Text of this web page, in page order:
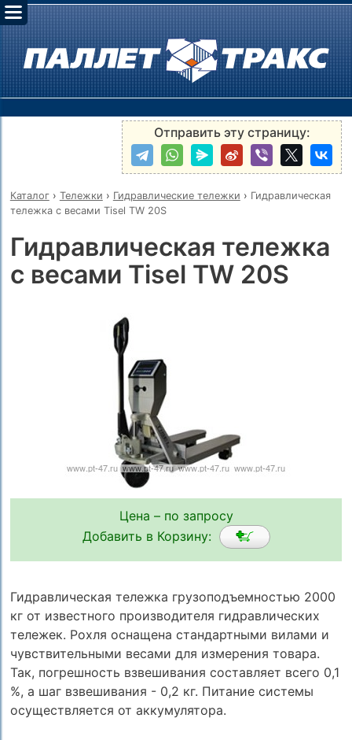
Отправить эту страницу:
Каталог› Тележки › Гидравлические тележки › Гидравлическая
тележка с весами Tisel TW 20S
Гидравлическая тележка
с весами Tisel TW 20S
Цена – по запросу
Добавить в Корзину:
Гидравлическая тележка грузоподъемностью 2000
кг от известного производителя гидравлических
тележек. Рохля оснащена стандартными вилами и
чувствительными весами для измерения товара.
Так, погрешность взвешивания составляет всего 0,1
%, а шаг взвешивания - 0,2 кг. Питание системы
осуществляется от аккумулятора.